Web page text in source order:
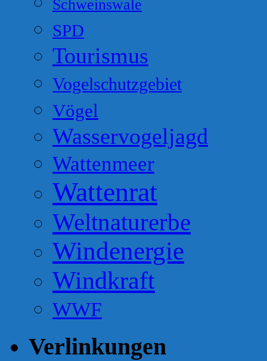
Schweinswale
SPD
Tourismus
Vogelschutzgebiet
Vögel
Wasservogeljagd
Wattenmeer
Wattenrat
Weltnaturerbe
Windenergie
Windkraft
WWF
Verlinkungen